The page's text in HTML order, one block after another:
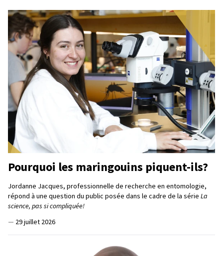
Pourquoi les maringouins piquent-ils?
Jordanne Jacques, professionnelle de recherche en entomologie,
répond à une question du public posée dans le cadre de la série La
science, pas si compliquée!
— 29 juillet 2026